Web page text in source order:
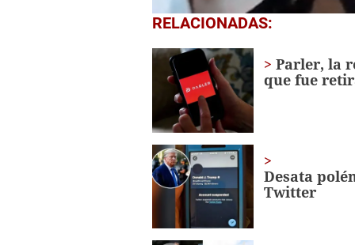
0
seconds
1
minute,
secondsVolume
RELACIONADAS:
Parler, la
que fue
Desata
Twitter